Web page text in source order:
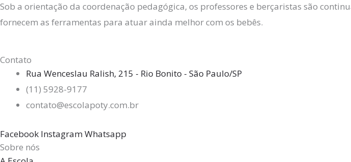
Sob a orientação da coordenação pedagógica, os professores e berçaristas são
fornecem as ferramentas para atuar ainda melhor com os bebês.
Contato
Rua Wenceslau Ralish, 215 - Rio Bonito - São Paulo/SP
(11) 5928-9177
contato@escolapoty.com.br
Facebook InstagramWhatsapp
Sobre nós